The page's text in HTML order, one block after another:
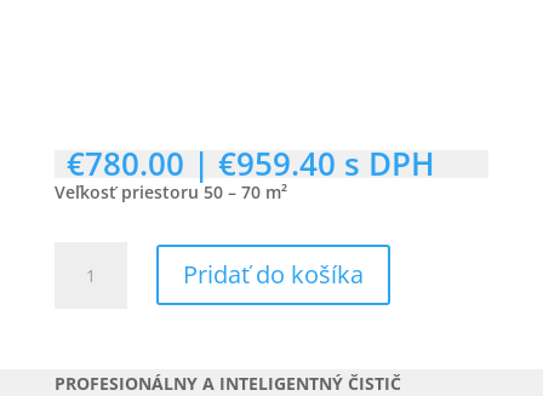
€780.00 | €959.40 s DPH
Veľkosť priestoru 50 – 70 m²
AP60
Pridať do košíka
PROFESIONÁLNY A INTELIGENTNÝ ČISTIČ